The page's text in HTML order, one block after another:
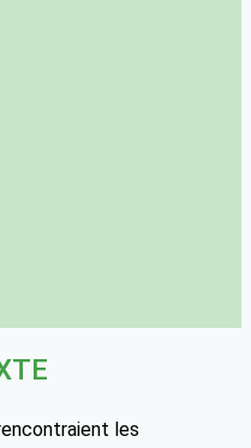
les